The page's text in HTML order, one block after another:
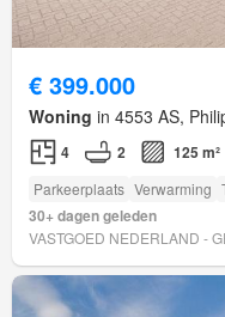
€ 399.000
Woning in 4553 AS,
4 2 125 m²
Parkeerplaats Verwarming
30+ dagen geleden
VASTGOED NEDERLAND -